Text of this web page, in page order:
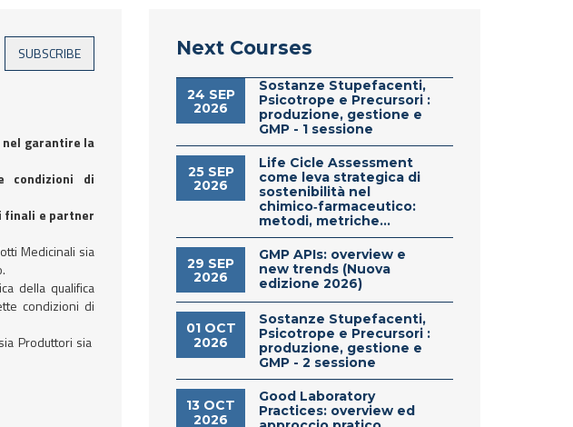
nel garantire la
condizioni di
e partner
Medicinali sia
della qualifica
condizioni di
Produttori sia
Next Courses
24 SEP
2026
Sostanze Stupefacenti,
Psicotrope e Precursori :
produzione, gestione e
GMP - 1 sessione
25 SEP
2026
Life Cicle Assessment
come leva strategica di
sostenibilità nel
chimico‑farmaceutico:
metodi, metriche...
29 SEP
2026
GMP APIs: overview e
new trends (Nuova
edizione 2026)
01 OCT
2026
Sostanze Stupefacenti,
Psicotrope e Precursori :
produzione, gestione e
GMP - 2 sessione
13 OCT
2026
Good Laboratory
Practices: overview ed